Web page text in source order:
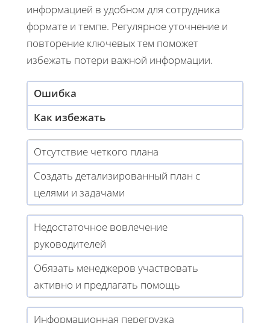
информацией в удобном для сотрудника
формате и темпе. Регулярное уточнение и
повторение ключевых тем поможет
избежать потери важной информации.
Ошибка
Как избежать
Отсутствие четкого плана
Создать детализированный план с
целями и задачами
Недостаточное вовлечение
руководителей
Обязать менеджеров участвовать
активно и предлагать помощь
Информационная перегрузка